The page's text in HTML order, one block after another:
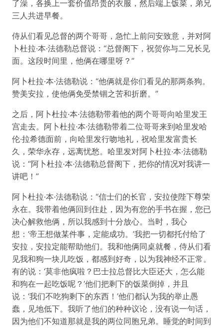
了澡，各换上一套价值昂贵的衣服，然后端上饭菜，弟兄
三人共进早餐。
侍从们看见总督的两个哥哥，急忙上前问安致意，并对阿
卜杜拉·本·法德勒总督说：“总督阁下，祝贺你与二兄长见
面。这段时间里，他俩在哪里呀？”
阿卜杜拉·本·法德勒说：“他俩就是你们看见的那两条狗。
赞美安拉，使他俩免受禁锢之苦和折磨。”
之后，阿卜杜拉·本·法德勒带着他的两个哥哥向哈里发王
宫走去。阿卜杜拉·本·法德勒带着二位哥哥来到哈里发哈
伦·拉希德面前，向哈里发行吻地礼，祝哈里发富贵长
久，荣华永存，远离忧愁。哈里发对阿卜杜拉·本·法德勒
说：“阿卜杜拉·本·法德勒总督阁下，把你的情况对我讲一
讲吧！”
阿卜杜拉·本·法德勒说：“信士们的长官，安拉使陛下尊荣
永在。我带着他俩回到住赴，因为有您的手书在握，您已
决心解救他俩，所以我感到十分放心。当时，我心
想：‘帝王想做某件事，定能成功。’我把一切都托付给了
安拉，安拉定能帮助他们。我和他俩同桌就餐，侍从们看
见我和狗一块儿吃饭，都感到好奇，以为我神经不正常。
有的说：‘莫非他疯啦？巴士拉总督比大臣还大，怎么能
和狗在一起吃饭呢？’他们把剩下的饭菜倒掉，并且
说：‘我们不吃狗剩下的东西！’他们都认为我的举止愚
蠢，见地低下。我听了他们的种种议论，没有说一句话，
因为他们不知道那就是我的两位同胞兄弟。睡觉的时间到